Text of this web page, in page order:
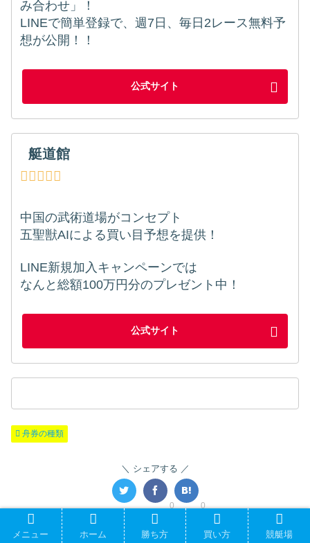
み合わせ」！
LINEで簡単登録で、週7日、毎日2レース無料予
想が公開！！
公式サイト
艇道館
中国の武術道場がコンセプト
五聖獣AIによる買い目予想を提供！
LINE新規加入キャンペーンでは
なんと総額100万円分のプレゼント中！
公式サイト
舟券の種類
シェアする
0 0
関連記事
メニュー ホーム 勝ち方 買い方 競艇場